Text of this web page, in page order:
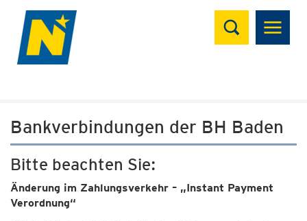
Suchen
Bankverbindungen der BH Baden
Bitte beachten Sie:
Änderung im Zahlungsverkehr – „Instant Payment
Verordnung“